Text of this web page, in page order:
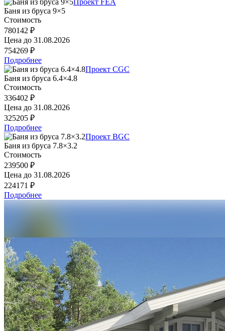
Баня из бруса 9×5
Стоимость
780142 ₽
Цена до 31.08.2026
754269 ₽
Подробнее
Проект CGC
Баня из бруса 6.4×4.8
Стоимость
336402 ₽
Цена до 31.08.2026
325205 ₽
Подробнее
Проект BGC
Баня из бруса 7.8×3.2
Стоимость
239500 ₽
Цена до 31.08.2026
224171 ₽
Подробнее